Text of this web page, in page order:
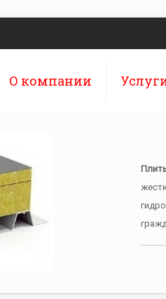
О компании